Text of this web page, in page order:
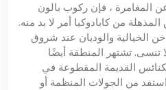
المغامرة ، فإن ركوب بالون
من كابادوكيا أمر لا بد منه.
الخيالية والوديان عند شروق
تشتهر المنطقة أيضًا
القديمة المقطوعة في
من الجولات المنظمة أو